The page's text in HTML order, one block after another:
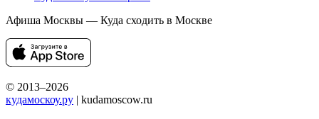
Афиша Москвы — Куда сходить в Москве
© 2013–2026
кудамоскоу.ру | kudamoscow.ru